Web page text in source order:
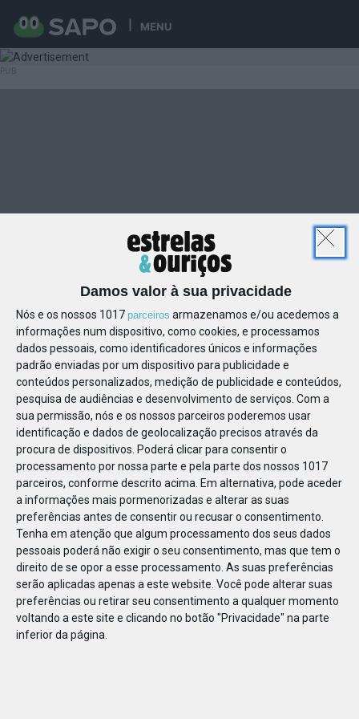
Damos valor à sua privacidade
Nós e os nossos 1017 parceiros armazenamos e/ou acedemos a
informações num dispositivo, como cookies, e processamos
dados pessoais, como identificadores únicos e informações
padrão enviadas por um dispositivo para publicidade e
conteúdos personalizados, medição de publicidade e conteúdos,
pesquisa de audiências e desenvolvimento de serviços. Com a
sua permissão, nós e os nossos parceiros poderemos usar
identificação e dados de geolocalização precisos através da
procura de dispositivos. Poderá clicar para consentir o
processamento por nossa parte e pela parte dos nossos 1017
parceiros, conforme descrito acima. Em alternativa, pode aceder
a informações mais pormenorizadas e alterar as suas
preferências antes de consentir ou recusar o consentimento.
Tenha em atenção que algum processamento dos seus dados
pessoais poderá não exigir o seu consentimento, mas que tem o
direito de se opor a esse processamento. As suas preferências
serão aplicadas apenas a este website. Você pode alterar suas
preferências ou retirar seu consentimento a qualquer momento
voltando a este site e clicando no botão "Privacidade" na parte
inferior da página.
MENU
45734106075996